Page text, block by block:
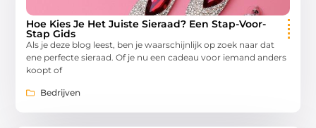
Hoe Kies Je Het Juiste Sieraad? Een Stap-Voor-
Stap Gids
Als je deze blog leest, ben je waarschijnlijk op zoek naar dat
ene perfecte sieraad. Of je nu een cadeau voor iemand anders
koopt of
Bedrijven